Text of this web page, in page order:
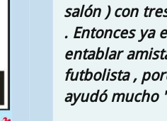
salón ) con
. Entonces ya
entablar
futbolista ,
ayudó mucho